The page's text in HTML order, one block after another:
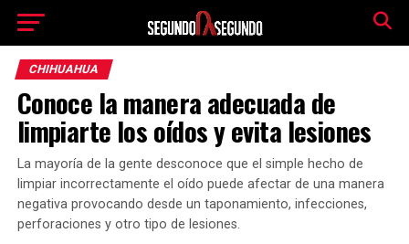
CHIHUAHUA
Conoce la manera adecuada de
limpiarte los oídos y evita lesiones
La mayoría de la gente desconoce que el simple hecho de
limpiar incorrectamente el oído puede afectar de una manera
negativa provocando desde un taponamiento, infecciones,
perforaciones y otro tipo de lesiones.